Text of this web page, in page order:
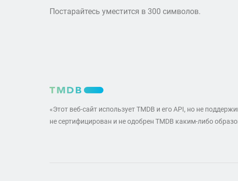
Постарайтесь уместится в 300 символов.
«Этот веб-сайт использует TMDB и его API, но не
не сертифицирован и не одобрен TMDB каким-либо